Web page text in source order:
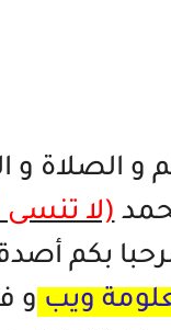
و الصلاة و
(لا تنسى
بكم
ويب و